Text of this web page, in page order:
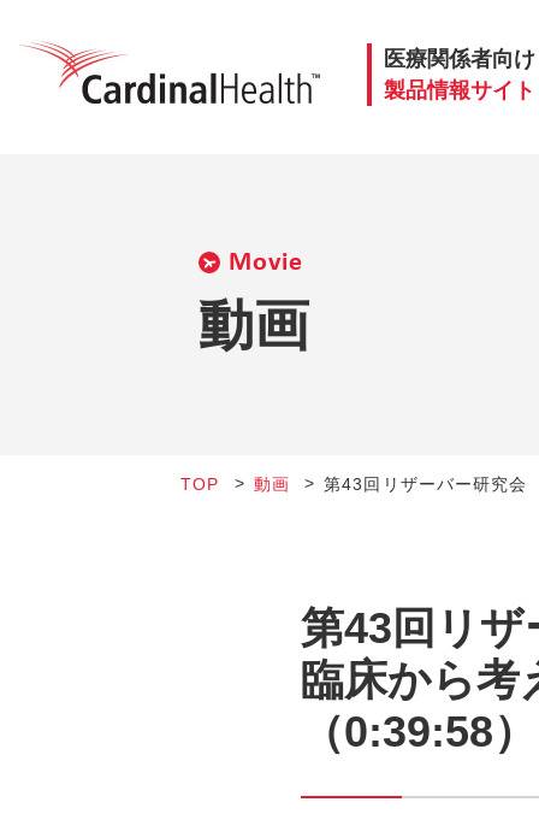
医療関係者向け
製品情報サイト
Movie
動画
TOP 動画 第43回リザーバー研究
第43回リ
臨床から
（0:39:58）